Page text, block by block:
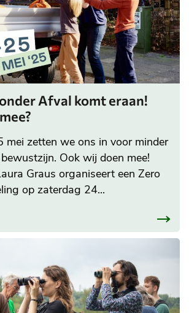
Afval komt eraan!
mei zetten we ons in voor minder
Ook wij doen mee!
Graus organiseert een Zero
op zaterdag 24...